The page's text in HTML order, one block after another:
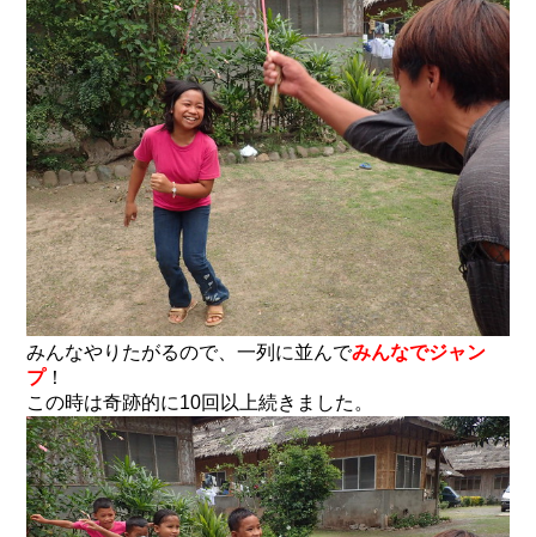
みんなやりたがるので、一列に並んでみんなでジャン
プ！
この時は奇跡的に10回以上続きました。